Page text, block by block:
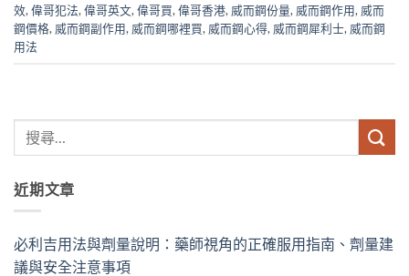
效, 偉哥犯法, 偉哥英文, 偉哥買, 偉哥香港, 威而鋼份量, 威而鋼作用, 威而
鋼價格, 威而鋼副作用, 威而鋼哪裡買, 威而鋼心得, 威而鋼犀利士, 威而鋼
用法
近期文章
必利吉用法與劑量說明：藥師視角的正確服用指南、劑量建
議與安全注意事項